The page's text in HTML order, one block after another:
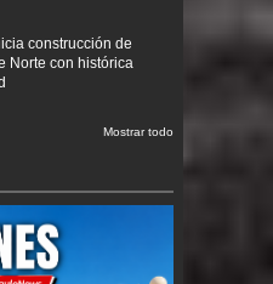
construcción de
Norte con histórica
Mostrar todo